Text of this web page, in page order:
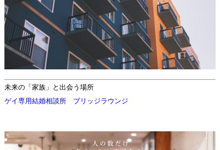
未来の「家族」と出会う場所
ゲイ専用結婚相談所 ブリッジラウンジ